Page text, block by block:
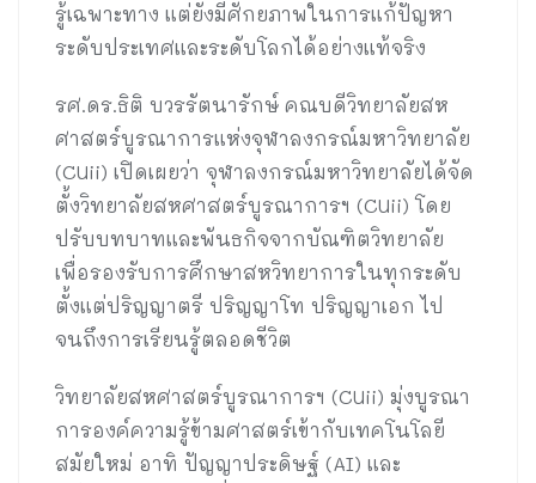
รู้เฉพาะทาง แต่ยังมีศักยภาพในการแก้ปัญหา
ระดับประเทศและระดับโลกได้อย่างแท้จริง
รศ.ดร.ธิติ บวรรัตนารักษ์ คณบดีวิทยาลัยสห
ศาสตร์บูรณาการแห่งจุฬาลงกรณ์มหาวิทยาลัย
(CUii) เปิดเผยว่า จุฬาลงกรณ์มหาวิทยาลัยได้จัด
ตั้งวิทยาลัยสหศาสตร์บูรณาการฯ (CUii) โดย
ปรับบทบาทและพันธกิจจากบัณฑิตวิทยาลัย
เพื่อรองรับการศึกษาสหวิทยาการในทุกระดับ
ตั้งแต่ปริญญาตรี ปริญญาโท ปริญญาเอก ไป
จนถึงการเรียนรู้ตลอดชีวิต
วิทยาลัยสหศาสตร์บูรณาการฯ (CUii) มุ่งบูรณา
การองค์ความรู้ข้ามศาสตร์เข้ากับเทคโนโลยี
สมัยใหม่ อาทิ ปัญญาประดิษฐ์ (AI) และ